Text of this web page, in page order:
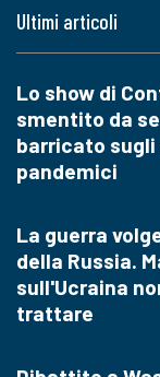
Ultimi articoli
Lo show di
smentito da
barricato sugli
pandemici
La guerra
della Russia.
sull'Ucraina
trattare